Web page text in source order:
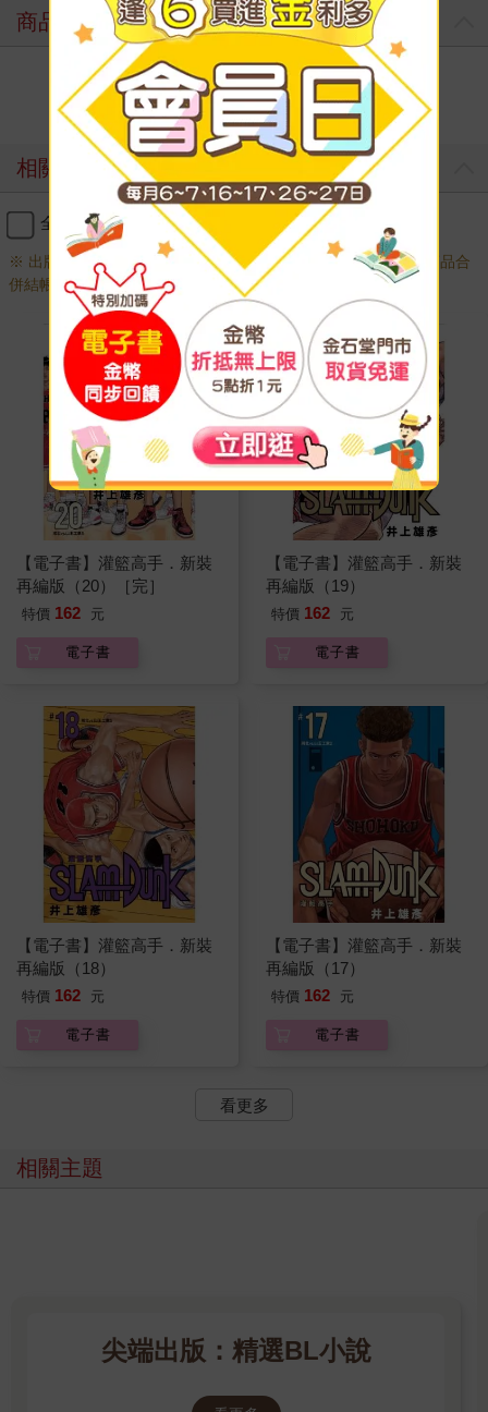
商品評價
寫評價
相關商品
全選 加入購物車
※ 出版日十年以上商品需另下訂，調貨時間較長，無法與一般商品合
併結帳，敬請見諒。
【電子書】灌籃高手．新裝
再編版（20）［完］
特價 162 元
電子書
【電子書】灌籃高手．新裝
再編版（19）
特價 162 元
電子書
【電子書】灌籃高手．新裝
再編版（18）
特價 162 元
電子書
【電子書】灌籃高手．新裝
再編版（17）
特價 162 元
電子書
看更多
相關主題
尖端出版：精選BL小說